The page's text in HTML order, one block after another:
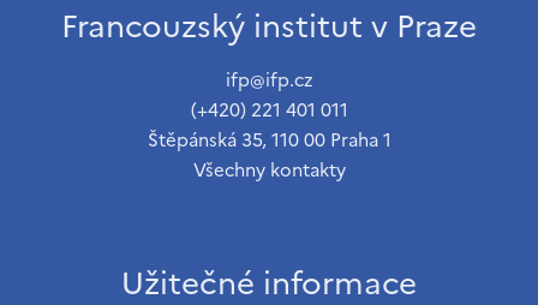
Francouzský institut v Praze
ifp@ifp.cz
(+420) 221 401 011
Štěpánská 35, 110 00 Praha 1
Všechny kontakty
Užitečné informace